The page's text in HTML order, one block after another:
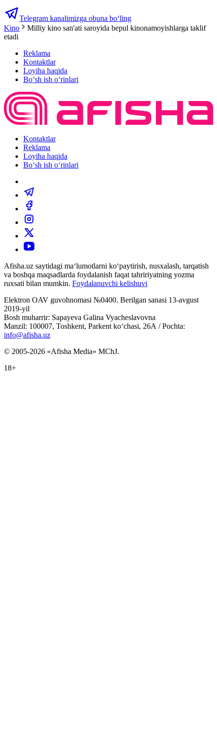
Telegram kanalimizga obuna bo‘ling
Kino
Milliy kino san'ati saroyida bepul kinonamoyishlarga taklif
etadi
Reklama
Kontaktlar
Loyiha haqida
Bo‘sh ish o‘rinlari
Kontaktlar
Reklama
Loyiha haqida
Bo‘sh ish o‘rinlari
Afisha.uz saytidagi ma‘lumotlarni ko‘paytirish, nusxalash, tarqatish
va boshqa maqsadlarda foydalanish faqat tahririyatning yozma
ruxsati bilan mumkin. Foydalanuvchi kelishuvi
Elektron OAV guvohnomasi №0400. Berilgan sanasi 13-avgust
2019-yil
Bosh muharrir: Sapayeva Galina Vyacheslavovna
Manzil: 100007, Toshkent, Parkent ko‘chasi, 26А / Pochta:
info@afisha.uz
© 2005-2026 «Afisha Media» MChJ.
18+